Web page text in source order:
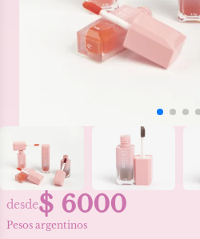
desde$ 6000
Pesos argentinos